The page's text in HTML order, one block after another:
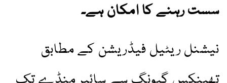
سست رہنے کا امکان ہے۔
نیشنل ریٹیل فیڈریشن کے مطابق